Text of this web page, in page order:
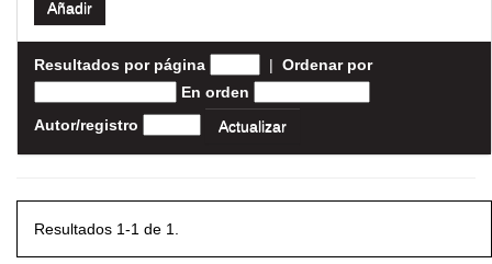
Resultados por página | Ordenar por
En orden
Autor/registro
Resultados 1-1 de 1.